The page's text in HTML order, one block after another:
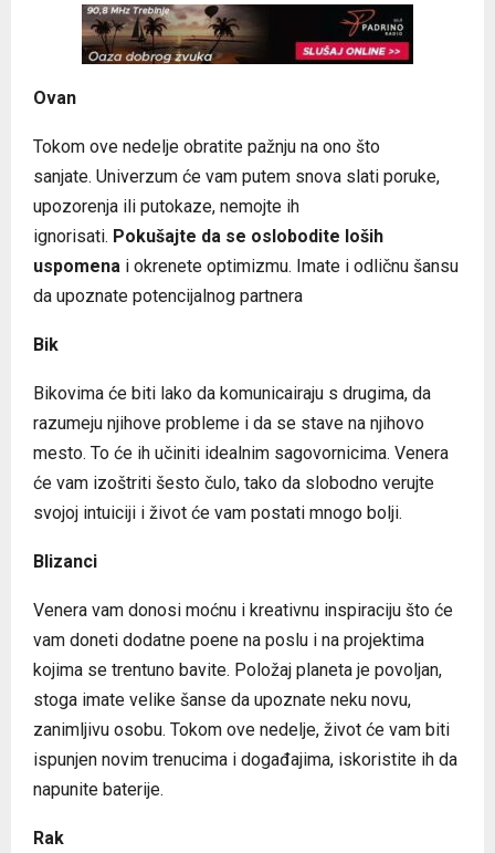
Ovan
Tokom ove nedelje obratite pažnju na ono što
sanjate. Univerzum će vam putem snova slati poruke,
upozorenja ili putokaze, nemojte ih
ignorisati. Pokušajte da se oslobodite loših
uspomena i okrenete optimizmu. Imate i odličnu šansu
da upoznate potencijalnog partnera
Bik
Bikovima će biti lako da komunicairaju s drugima, da
razumeju njihove probleme i da se stave na njihovo
mesto. To će ih učiniti idealnim sagovornicima. Venera
će vam izoštriti šesto čulo, tako da slobodno verujte
svojoj intuiciji i život će vam postati mnogo bolji.
Blizanci
Venera vam donosi moćnu i kreativnu inspiraciju što će
vam doneti dodatne poene na poslu i na projektima
kojima se trentuno bavite. Položaj planeta je povoljan,
stoga imate velike šanse da upoznate neku novu,
zanimljivu osobu. Tokom ove nedelje, život će vam biti
ispunjen novim trenucima i događajima, iskoristite ih da
napunite baterije.
Rak